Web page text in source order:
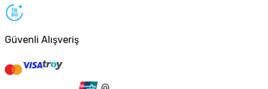
Güvenli Alışveriş